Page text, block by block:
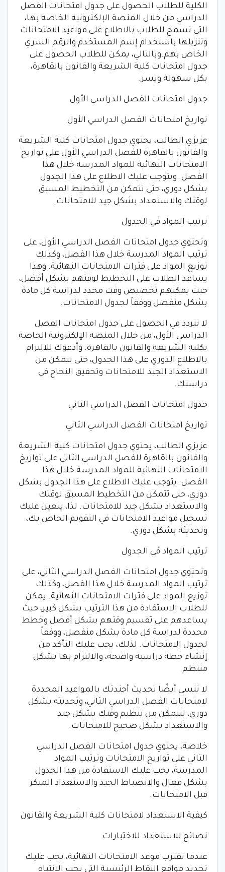
الكلية للطلاب الحصول على جدول امتحانات الفصل
الدراسي من خلال المنصة الإلكترونية الخاصة بها،
التي تسمح للطلاب بالاطلاع على مواعيد الامتحانات
وتنزيلها باستخدام إسم المستخدم والرقم السري
الخاص بهم.وبالتالي، يمكن للطلاب الحصول على
جدول امتحانات كلية الشريعة والقانون بالقاهرة،
بكل سهولة ويسر.
جدول امتحانات الفصل الدراسي الأول
تواريخ امتحانات الفصل الدراسي الأول
عزيزي الطالب، يحتوي جدول امتحانات كلية الشريعة
والقانون بالقاهرة للفصل الدراسي الأول على تواريخ
الامتحانات النهائية للمواد المدرسة خلال هذا
الفصل. ويتوجب عليك الاطلاع على هذا الجدول
بشكل دوري، حتى تتمكن من التخطيط المسبق
لوقتك والاستعداد بشكل جيد للامتحانات.
ترتيب المواد في الجدول
وتحتوي جدول امتحانات الفصل الدراسي الأول، على
ترتيب المواد المدرسة خلال هذا الفصل، وكذلك
توزيع المواد على فترات الامتحانات النهائية. وهذا
يساعد الطلاب على التخطيط لوقتهم بشكل أفضل،
حيث يمكنهم تخصيص وقت محدد لدراسة كل مادة
بشكل منفصل ووفقاً لجدول الامتحانات.
لا تتردد في الحصول على جدول امتحانات الفصل
الدراسي الأول، من خلال المنصة الإلكترونية الخاصة
بكلية الشريعة والقانون بالقاهرة. وأدعوك للالتزام
بالاطلاع الدوري على هذا الجدول، حتى تتمكن من
الاستعداد الجيد للامتحانات وتحقيق النجاح في
دراستك.
جدول امتحانات الفصل الدراسي الثاني
تواريخ امتحانات الفصل الدراسي الثاني
عزيزي الطالب، يحتوي جدول امتحانات كلية الشريعة
والقانون بالقاهرة للفصل الدراسي الثاني على تواريخ
الامتحانات النهائية للمواد المدرسة خلال هذا
الفصل. يتوجب عليك الاطلاع على هذا الجدول بشكل
دوري، حتى تتمكن من التخطيط المسبق لوقتك
والاستعداد بشكل جيد للامتحانات. لذا، يتعين عليك
تسجيل مواعيد الامتحانات في التقويم الخاص بك،
وتحديثه بشكل دوري.
ترتيب المواد في الجدول
وتحتوي جدول امتحانات الفصل الدراسي الثاني، على
ترتيب المواد المدرسة خلال هذا الفصل، وكذلك
توزيع المواد على فترات الامتحانات النهائية. يمكن
للطلاب الاستفادة من هذا الترتيب بشكل كبير، حيث
يساعدهم على تقسيم وقتهم بشكل أفضل وخطط
محددة لدراسة كل مادة بشكل منفصل، ووفقاً
لجدول الامتحانات. لذلك، يجب عليك التأكد من
إنشاء خطة دراسية واضحة، والالتزام بها بشكل
منتظم.
لا تنسى أيضًا تحديث أجندتك بالمواعيد المحددة
لامتحانات الفصل الدراسي الثاني، وتحديثه بشكل
دوري، لتتمكن من تنظيم وقتك بشكل جيد
والاستعداد بشكل صحيح للامتحانات.
خلاصة، يحتوي جدول امتحانات الفصل الدراسي
الثاني على تواريخ الامتحانات وترتيب المواد
المدرسة، يجب عليك الاستفادة من هذا الجدول
بشكل فعال والانضباط الجيد والاستعداد المبكر
قبل الامتحانات.
كيفية الاستعداد لامتحانات كلية الشريعة والقانون
نصائح للاستعداد للاختبارات
عندما تقترب موعد الامتحانات النهائية، يجب عليك
تحديد مواقع النقاط الرئيسية التي يجب الانتباه